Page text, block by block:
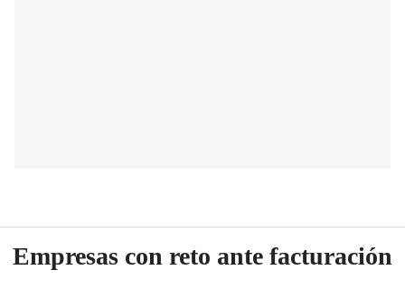
Empresas con reto ante facturación